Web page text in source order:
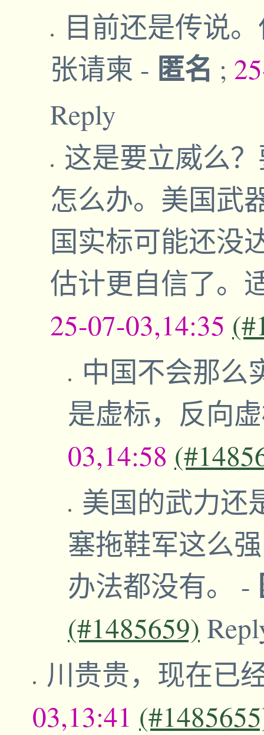
目前还是传说
张请柬 - 匿名 ;
Reply
这是要立威么
怎么办。美国武
国实标可能还没
估计更自信了。
25-07-03,14:35
中国不会那么
是虚标，反向
03,14:58
美国的武力还
塞拖鞋军这么
办法都没有。 -
(#1485659)
川贵贵，现在已
03,13:41